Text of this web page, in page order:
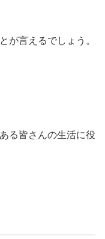
が言えるでしょう。
る皆さんの生活に役